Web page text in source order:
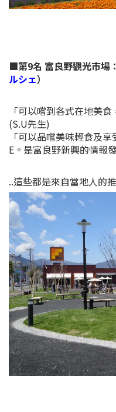
■第9名 富良野觀光巿場
ルシェ）
「可以嚐到各式在地美
(S.U先生)
「可以品嚐美味輕食及
E。是富良野新興的情報
..這些都是來自當地人的